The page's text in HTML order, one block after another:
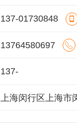
137-01730848
13764580697
137-
上海闵行区上海